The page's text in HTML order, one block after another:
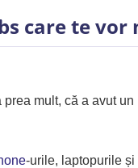
care te
mult, că a avut
-urile, laptopurile